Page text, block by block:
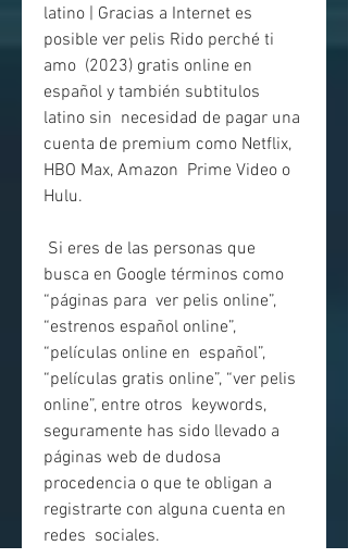
latino | Gracias a Internet es
posible ver pelis Rido perché ti
amo  (2023) gratis online en
español y también subtitulos
latino sin  necesidad de pagar una
cuenta de premium como Netflix,
HBO Max, Amazon  Prime Video o
Hulu.
busca en Google términos como
“páginas para  ver pelis online”,
“estrenos español online”,
“películas online en  español”,
“películas gratis online”, “ver pelis
online”, entre otros  keywords,
seguramente has sido llevado a
páginas web de dudosa
procedencia o que te obligan a
registrarte con alguna cuenta en
redes  sociales.